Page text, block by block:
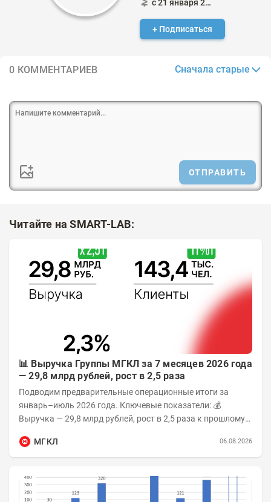
с 21 января 2024
+ Подписаться
0 КОММЕНТАРИЕВ Сначала старые
ОТПРАВИТЬ
Читайте на SMART-LAB:
📊 Выручка Группы МГКЛ за 7 месяцев 2026 года
— 29,8 млрд рублей, рост в 2,5 раза
Подводим предварительные операционные итоги за
январь–июль 2026 года. Ключевые показатели: 💰
Выручка — 29,8 млрд рублей, рост в 2,5 раза к прошлому
МГКЛ
06.08.2026